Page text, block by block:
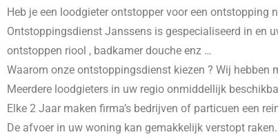
Heb je een loodgieter ontstopper voor een ontstopping
Ontstoppingsdienst Janssens is gespecialiseerd in en
ontstoppen riool , badkamer douche enz …
Waarom onze ontstoppingsdienst kiezen ? Wij hebben
Meerdere loodgieters in uw regio onmiddellijk
Elke 2 Jaar maken firma’s bedrijven of particuen een
De afvoer in uw woning kan gemakkelijk verstopt